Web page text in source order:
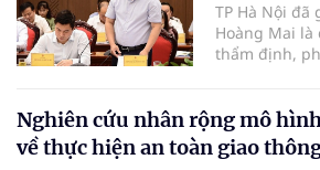
TP Hà Nội đã
Hoàng Mai
thẩm định,
tại 7 khu đất
xây dựng
phục tình
Nghiên cứu nhân rộng mô
về thực hiện an toàn giao